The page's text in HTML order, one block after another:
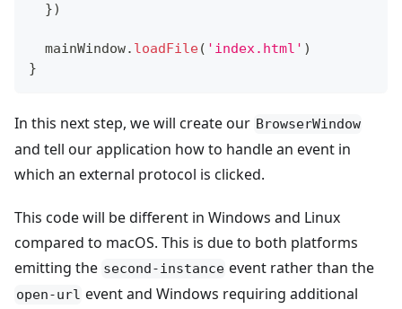
})
  mainWindow
. loadFile( 'index.html' )
}
In this next step, we will create our BrowserWindow
and tell our application how to handle an event in
which an external protocol is clicked.
This code will be different in Windows and Linux
compared to macOS. This is due to both platforms
emitting the second-instance event rather than the
open-url event and Windows requiring additional